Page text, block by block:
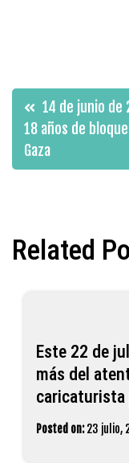
de
entradas
14 de junio de
18 años de
Gaza
Related
Este 22 de
más del
caricaturista
Posted on: 23 julio,